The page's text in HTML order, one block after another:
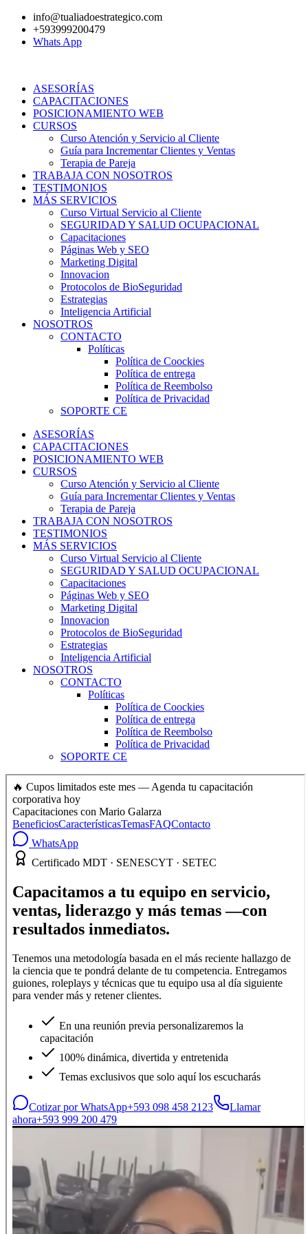
contenido
info@tualiadoestrategico.com
+593999200479
Whats App
ASESORÍAS
CAPACITACIONES
POSICIONAMIENTO WEB
CURSOS
Curso Atención y Servicio al Cliente
Guía para Incrementar Clientes y Ventas
Terapia de Pareja
TRABAJA CON NOSOTROS
TESTIMONIOS
MÁS SERVICIOS
Curso Virtual Servicio al Cliente
SEGURIDAD Y SALUD OCUPACIONAL
Capacitaciones
Páginas Web y SEO
Marketing Digital
Innovacion
Protocolos de BioSeguridad
Estrategias
Inteligencia Artificial
NOSOTROS
CONTACTO
Políticas
Política de Coockies
Política de entrega
Política de Reembolso
Política de Privacidad
SOPORTE CE
ASESORÍAS
CAPACITACIONES
POSICIONAMIENTO WEB
CURSOS
Curso Atención y Servicio al Cliente
Guía para Incrementar Clientes y Ventas
Terapia de Pareja
TRABAJA CON NOSOTROS
TESTIMONIOS
MÁS SERVICIOS
Curso Virtual Servicio al Cliente
SEGURIDAD Y SALUD OCUPACIONAL
Capacitaciones
Páginas Web y SEO
Marketing Digital
Innovacion
Protocolos de BioSeguridad
Estrategias
Inteligencia Artificial
NOSOTROS
CONTACTO
Políticas
Política de Coockies
Política de entrega
Política de Reembolso
Política de Privacidad
SOPORTE CE